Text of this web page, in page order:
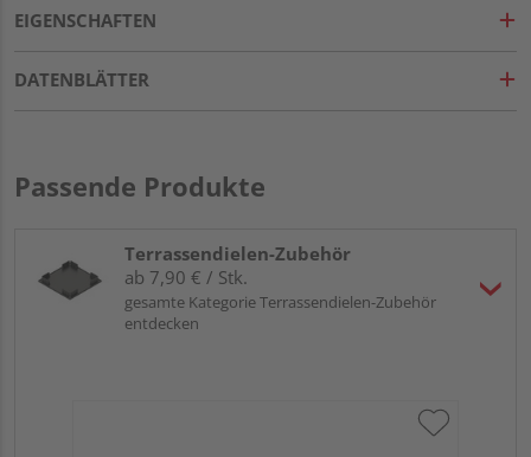
EIGENSCHAFTEN
DATENBLÄTTER
Passende Produkte
Terrassendielen-Zubehör
ab 7,90 € / Stk.
gesamte Kategorie Terrassendielen-Zubehör
entdecken